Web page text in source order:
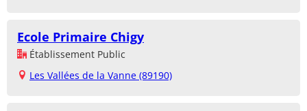
Ecole Primaire Chigy
Établissement Public
Les Vallées de la Vanne (89190)